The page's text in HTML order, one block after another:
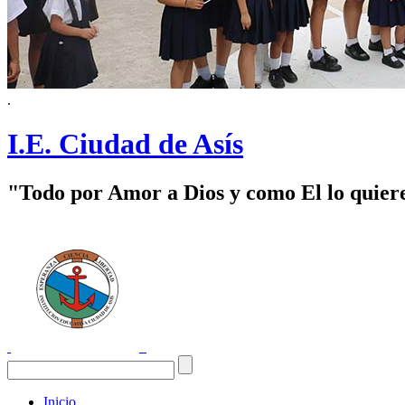
.
I.E. Ciudad de Asís
"Todo por Amor a Dios y como El lo
Inicio